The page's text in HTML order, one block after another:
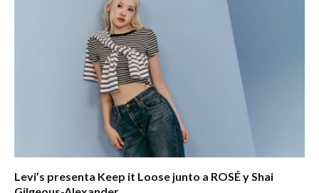
Levi’s presenta Keep it Loose junto a ROSÉ y Shai